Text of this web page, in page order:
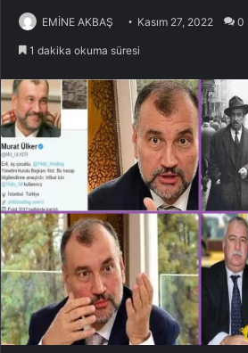
EMİNE AKBAŞ Kasım 27, 2022 0
1 dakika okuma süresi